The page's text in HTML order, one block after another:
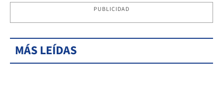
PUBLICIDAD
MÁS LEÍDAS